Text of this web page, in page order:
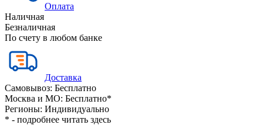
Оплата
Наличная
Безналичная
По счету в любом банке
Доставка
Самовывоз: Бесплатно
Москва и МО: Бесплатно*
Регионы: Индивидуально
* - подробнее читать здесь